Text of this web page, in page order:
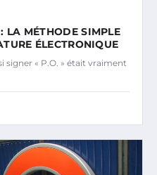
LA MÉTHODE SIMPLE
ÉLECTRONIQUE
signer « P.O. » était vraiment